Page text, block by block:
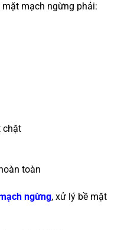
mạch ngừng phải:
chặt
toàn
ngừng, xử lý bề mặt